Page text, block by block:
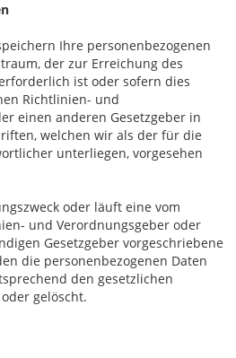
Ihre personenbezogenen
der zur Erreichung des
ist oder sofern dies
Richtlinien- und
einen anderen Gesetzgeber in
welchen wir als der für die
unterliegen, vorgesehen
oder läuft eine vom
und Verordnungsgeber oder
Gesetzgeber vorgeschriebene
die personenbezogenen Daten
den gesetzlichen
gelöscht.